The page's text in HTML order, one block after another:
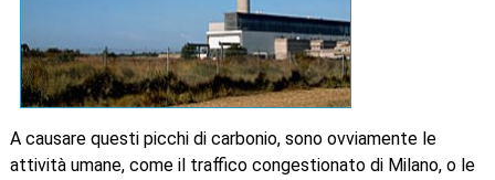
A causare questi picchi di carbonio, sono ovviamente le
attività umane, come il traffico congestionato di Milano, o le